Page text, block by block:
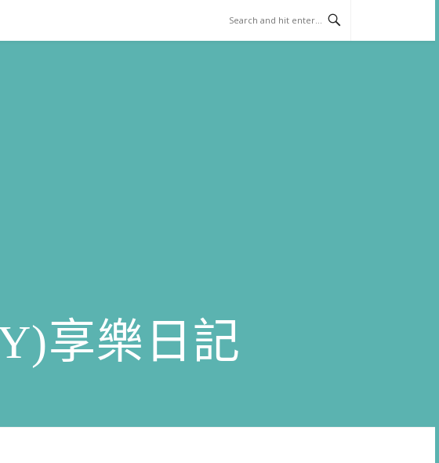
享樂日記